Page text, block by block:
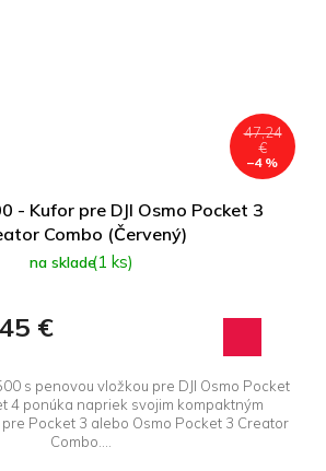
47,24
€
–4 %
- Kufor pre DJI Osmo Pocket 3
Combo (Červený)
na sklade(1 ks)
45 €
s penovou vložkou pre DJI Osmo Pocket
4 ponúka napriek svojim kompaktným
Pocket 3 alebo Osmo Pocket 3 Creator
Combo....